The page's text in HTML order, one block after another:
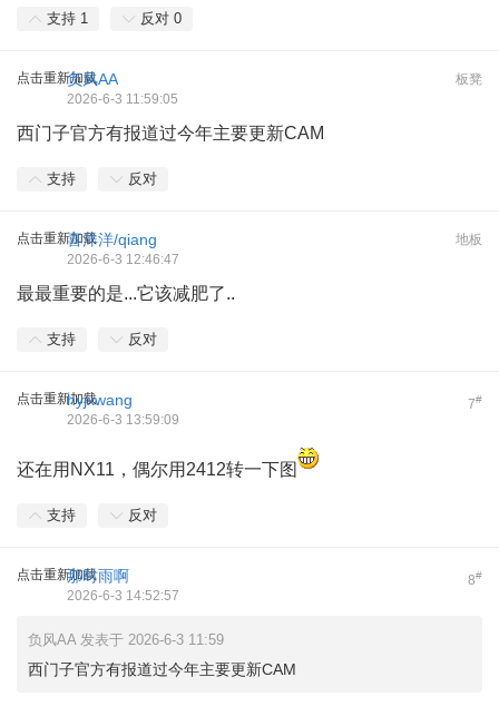
支持 1 反对 0
点击重新加载 板凳
负风AA
2026-6-3 11:59:05
西门子官方有报道过今年主要更新CAM
支持 反对
点击重新加载 地板
喜洋洋/qiang
2026-6-3 12:46:47
最最重要的是...它该减肥了..
支持 反对
点击重新加载 7#
hyjxwang
2026-6-3 13:59:09
还在用NX11，偶尔用2412转一下图
支持 反对
点击重新加载 8#
那时雨啊
2026-6-3 14:52:57
负风AA 发表于 2026-6-3 11:59
西门子官方有报道过今年主要更新CAM